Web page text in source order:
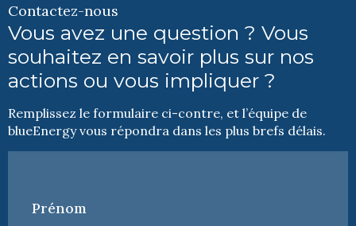
Contactez-nous
Vous avez une question ? Vous
souhaitez en savoir plus sur nos
actions ou vous impliquer ?
Remplissez le formulaire ci-contre, et l’équipe de
blueEnergy vous répondra dans les plus brefs délais.
Prénom
*